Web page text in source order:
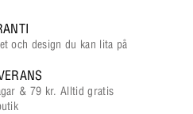
och design du kan lita på
& 79 kr. Alltid gratis